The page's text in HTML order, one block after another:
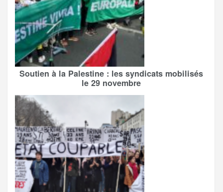
Soutien à la Palestine : les syndicats mobilisés
le 29 novembre